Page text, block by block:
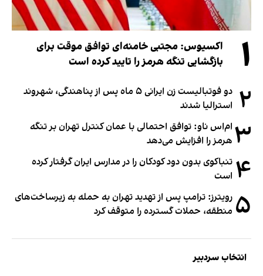
۱
اکسیوس: مجتبی خامنه‌ای توافق موقت برای
بازگشایی تنگه هرمز را تایید کرده است
۲
دو فوتبالیست زن ایرانی ۵ ماه پس از پناهندگی، شهروند
استرالیا شدند
۳ ام‌اس ناو: توافق احتمالی با عمان کنترل تهران بر تنگه
هرمز را افزایش می‌دهد
۴ تنباکوی بدون دود کودکان را در مدارس ایران گرفتار کرده
است
۵ رویترز: ترامپ پس از تهدید تهران به حمله به زیرساخت‌های
منطقه، حملات گسترده را متوقف کرد
انتخاب سردبیر